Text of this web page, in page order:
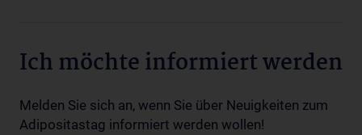
Ich möchte informiert werden
Melden Sie sich an, wenn Sie über Neuigkeiten zum
Adipositastag informiert werden wollen!